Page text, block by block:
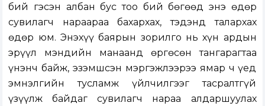
бий гэсэн албан бус тоо бий бөгөөд энэ өдөр
сувилагч нараараа бахархах, тэдэнд талархах
өдөр юм. Энэхүү баярын зорилго нь хүн ардын
эрүүл мэндийн манаанд өргөсөн тангарагтаа
үнэнч байж, эзэмшсэн мэргэжлээрээ ямар ч үед
эмнэлгийн тусламж үйлчилгээг тасралтгүй
үзүүлж байдаг сувилагч нараа алдаршуулах